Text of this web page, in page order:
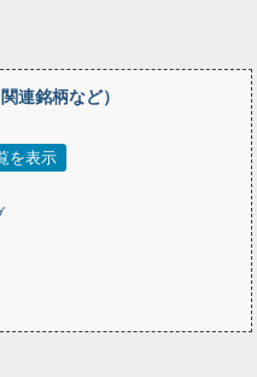
連銘柄など）
を表示